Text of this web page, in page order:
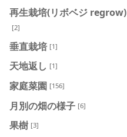
再生栽培(リボベジ regrow)
[2]
垂直栽培 [1]
天地返し [1]
家庭菜園 [156]
月別の畑の様子 [6]
果樹 [3]